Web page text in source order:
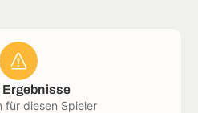
Ergebnisse
für diesen Spieler